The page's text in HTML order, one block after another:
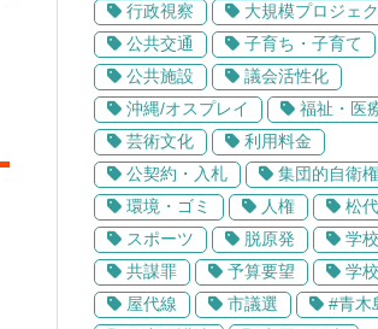
行政視察
大規模プロジェ
公共交通
子育ち・子育て
公共施設
議会活性化
沖縄/オスプレイ
福祉・医
芸術文化
利用料金
公契約・入札
集団的自衛権
環境・ゴミ
人権
松
スポーツ
脱原発
学
共謀罪
予算要望
学
屋代線
市議選
#青木